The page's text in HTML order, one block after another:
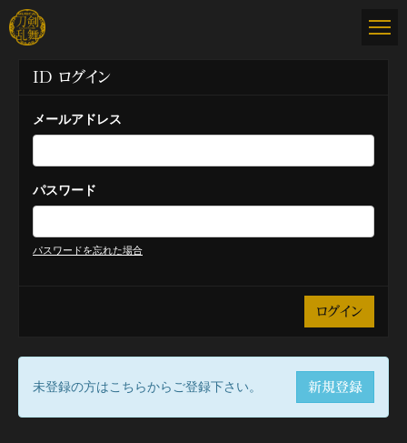
ID ログイン
メールアドレス
パスワード
パスワードを忘れた場合
未登録の方はこちらからご登録下さい。 新規登録